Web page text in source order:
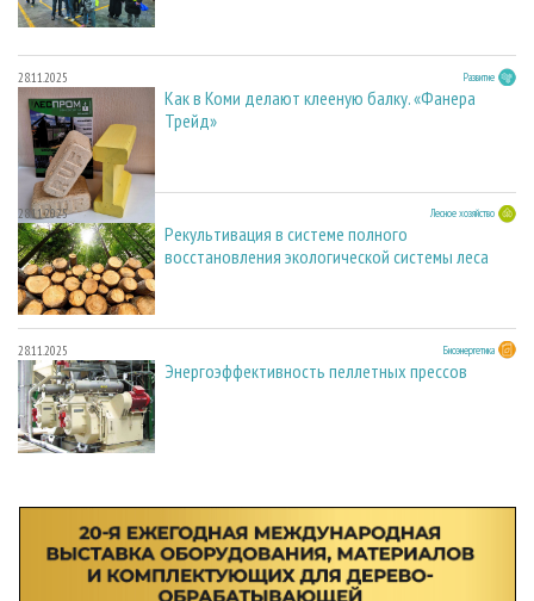
28.11.2025 Развитие
Как в Коми делают клееную балку. «Фанера
Трейд»
28.11.2025 Лесное хозяйство
Рекультивация в системе полного
восстановления экологической системы леса
28.11.2025 Биоэнергетика
Энергоэффективность пеллетных прессов